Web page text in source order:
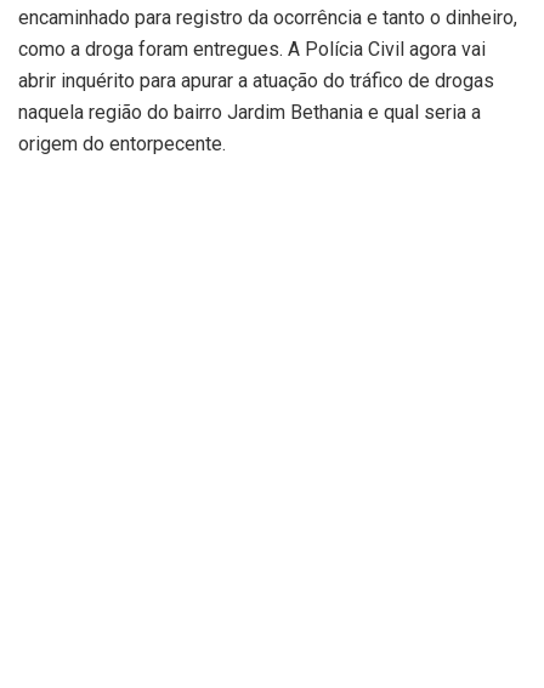
encaminhado para registro da ocorrência e tanto o dinheiro,
como a droga foram entregues. A Polícia Civil agora vai
abrir inquérito para apurar a atuação do tráfico de drogas
naquela região do bairro Jardim Bethania e qual seria a
origem do entorpecente.